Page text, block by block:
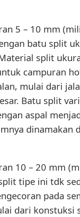
5 – 10 mm
batu split
split
campuran
mulai dari
Batu split
aspal
dinamakan
10 – 20 mm
tipe ini tdk
pada
dari konstuksi